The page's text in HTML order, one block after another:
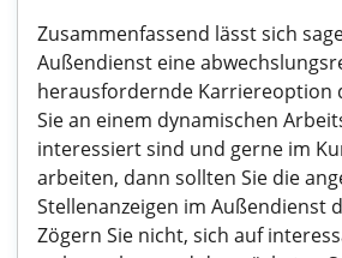
Zusammenfassend lässt sich
Außendienst eine
herausfordernde Karriereoption
Sie an einem dynamischen
interessiert sind und gerne im
arbeiten, dann sollten Sie die
Stellenanzeigen im Außendienst
Zögern Sie nicht, sich auf